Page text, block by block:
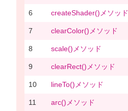
6 createShader()メソッド
7 clearColor()メソッド
8 scale()メソッド
9 clearRect()メソッド
10 lineTo()メソッド
11 arc()メソッド